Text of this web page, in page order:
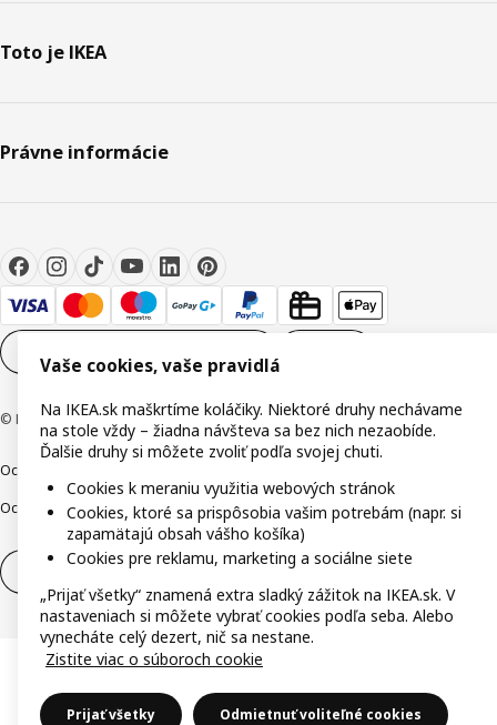
Toto je IKEA
Právne informácie
© Inter IKEA Systems B.V. 1999-2026
Ochrana osobných údajov
Ochrana OznamovateľovDigitálna prístupnosť
Odstúpenie od zmluvy Odstúpenie od zmluvy (služby)
Vaše cookies, vaše pravidlá
Na IKEA.sk maškrtíme koláčiky. Niektoré druhy nechávame
na stole vždy – žiadna návšteva sa bez nich nezaobíde.
Ďalšie druhy si môžete zvoliť podľa svojej chuti.
Cookies k meraniu využitia webových stránok
Cookies, ktoré sa prispôsobia vašim potrebám (napr. si
zapamätajú obsah vášho košíka)
Cookies pre reklamu, marketing a sociálne siete
„Prijať všetky“ znamená extra sladký zážitok na IKEA.sk. V
nastaveniach si môžete vybrať cookies podľa seba. Alebo
vynecháte celý dezert, nič sa nestane.
Zistite viac o súboroch cookie
Prijať všetky Odmietnuť voliteľné cookies